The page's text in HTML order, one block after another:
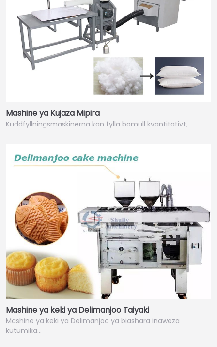
Mashine ya Kujaza Mipira
Kuddfyllningsmaskinerna kan fylla bomull kvantitativt,…
Mashine ya keki ya Delimanjoo Taiyaki
Mashine ya keki ya Delimanjoo ya biashara inaweza
kutumika…